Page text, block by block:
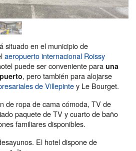
situado en el municipio de
aeropuerto internacional Roissy
puede ser conveniente para una
, pero también para alojarse
de Villepintey Le Bourget.
de ropa de cama cómoda, TV de
paquete de TV y cuarto de baño
familiares disponibles.
El hotel dispone de